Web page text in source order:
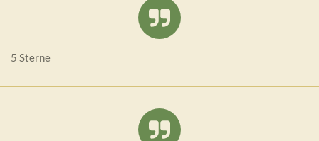
5 Sterne